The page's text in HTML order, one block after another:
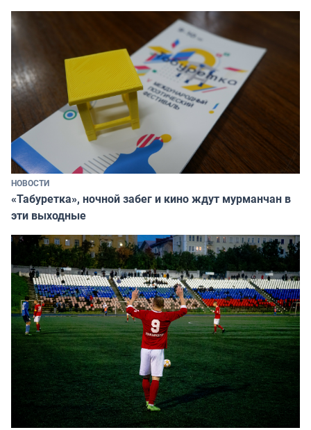
НОВОСТИ
«Табуретка», ночной забег и кино ждут мурманчан в
эти выходные